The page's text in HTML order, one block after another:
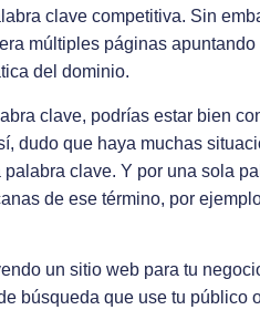
clave competitiva. Sin
múltiples páginas
del dominio.
clave, podrías estar bien
dudo que haya muchas
clave. Y por una sola
de ese término, por
un sitio web para tu
búsqueda que use tu público